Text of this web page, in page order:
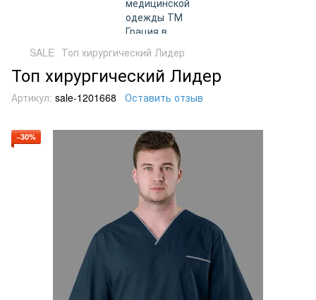
SALE Топ хирургический Лидер
Топ хирургический Лидер
Артикул: sale-1201668 Оставить отзыв
−30%